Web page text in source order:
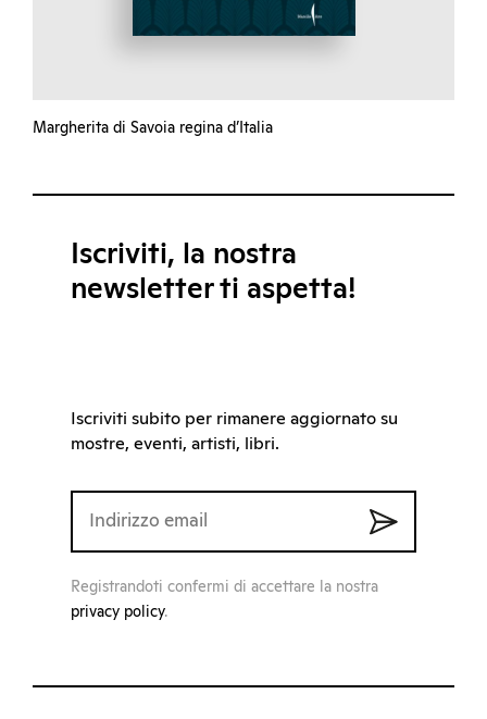
Margherita di Savoia regina d’Italia
Iscriviti, la nostra
newsletter ti aspetta!
Iscriviti subito per rimanere aggiornato su
mostre, eventi, artisti, libri.
Registrandoti confermi di accettare la nostra
privacy policy.